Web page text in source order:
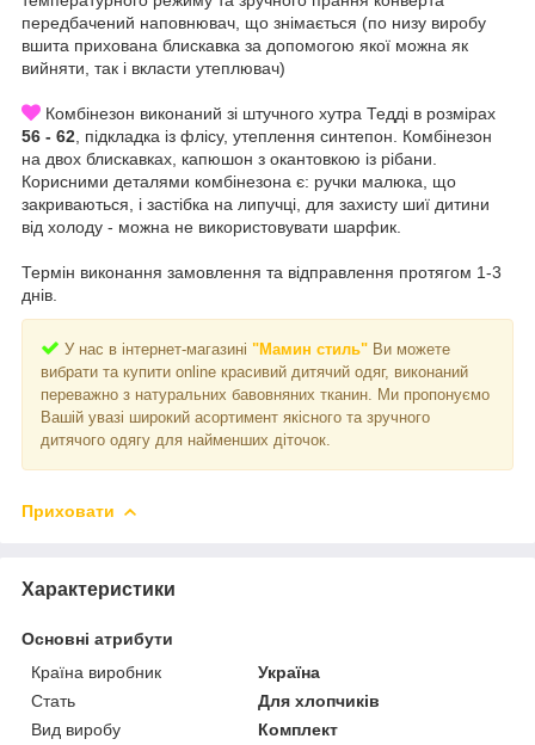
передбачений наповнювач, що знімається (по низу виробу
вшита прихована блискавка за допомогою якої можна як
вийняти, так і вкласти утеплювач)
Комбінезон виконаний зі штучного хутра Тедді в розмірах
56 - 62 , підкладка із флісу, утеплення синтепон. Комбінезон
на двох блискавках, капюшон з окантовкою із рібани.
Корисними деталями комбінезона є: ручки малюка, що
закриваються, і застібка на липучці, для захисту шиї дитини
від холоду - можна не використовувати шарфик.
Термін виконання замовлення та відправлення протягом 1-3
днів.
У нас в інтернет-магазині "Мамин стиль" Ви можете
вибрати та купити online красивий дитячий одяг, виконаний
переважно з натуральних бавовняних тканин. Ми пропонуємо
Вашій увазі широкий асортимент якісного та зручного
дитячого одягу для найменших діточок.
Приховати
Характеристики
Основні атрибути
Країна виробник
Україна
Стать
Для хлопчиків
Вид виробу
Комплект